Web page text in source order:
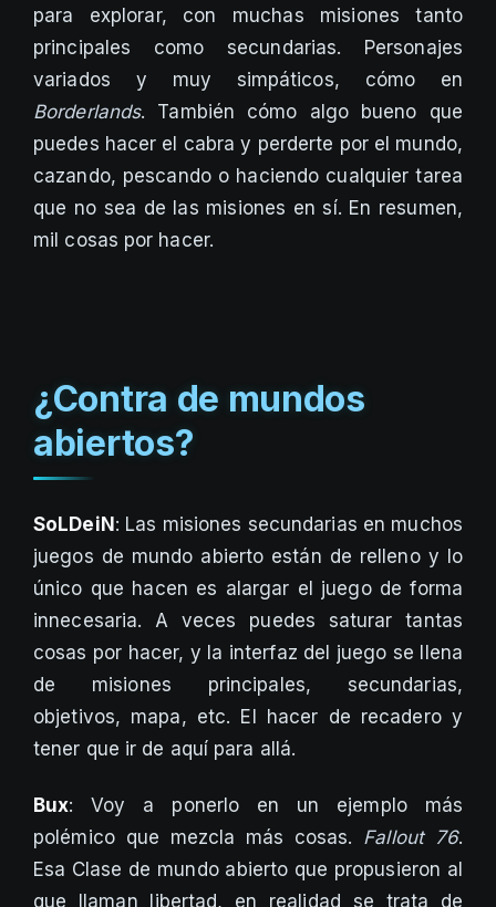
para explorar, con muchas misiones tanto
principales como secundarias. Personajes
variados y muy simpáticos, cómo en
Borderlands. También cómo algo bueno que
puedes hacer el cabra y perderte por el mundo,
cazando, pescando o haciendo cualquier tarea
que no sea de las misiones en sí. En resumen,
mil cosas por hacer.
¿Contra de mundos
abiertos?
SoLDeiN: Las misiones secundarias en muchos
juegos de mundo abierto están de relleno y lo
único que hacen es alargar el juego de forma
innecesaria. A veces puedes saturar tantas
cosas por hacer, y la interfaz del juego se llena
de misiones principales, secundarias,
objetivos, mapa, etc. El hacer de recadero y
tener que ir de aquí para allá.
Bux: Voy a ponerlo en un ejemplo más
polémico que mezcla más cosas. Fallout 76.
Esa Clase de mundo abierto que propusieron al
que llaman libertad, en realidad se trata de